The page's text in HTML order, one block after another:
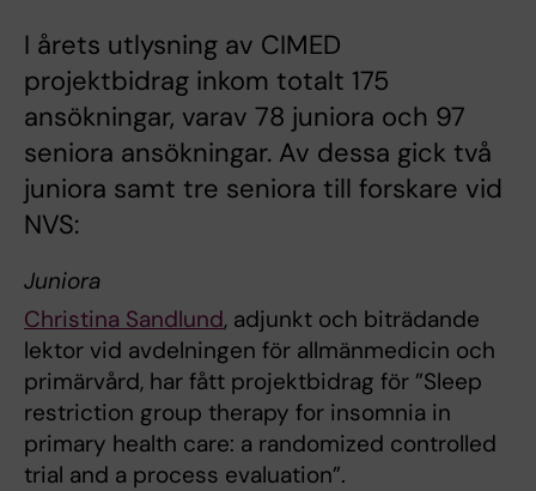
I årets utlysning av CIMED
projektbidrag inkom totalt 175
ansökningar, varav 78 juniora och 97
seniora ansökningar. Av dessa gick två
juniora samt tre seniora till forskare vid
NVS:
Juniora
Christina Sandlund, adjunkt och biträdande
lektor vid avdelningen för allmänmedicin och
primärvård, har fått projektbidrag för ”Sleep
restriction group therapy for insomnia in
primary health care: a randomized controlled
trial and a process evaluation”.